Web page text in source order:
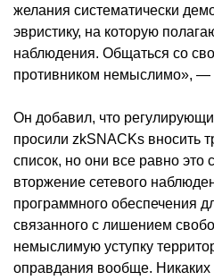
желания систематически
эвристику, на которую
наблюдения. Общаться со
противником немыслимо», —
Он добавил, что
просили zkSNACKs вносить
список, но они все равно это
вторжение сетевого
программного обеспечения
связанного с лишением
немыслимую уступку
оправдания вообще.